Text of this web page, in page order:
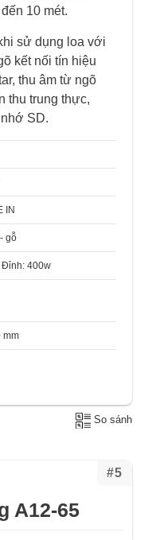
10 mét.
sử dụng loa với
kết nối tín hiệu
thu âm từ ngõ
thu trung thực,
SD.
IN
gỗ
Đỉnh: 400w
mm
So sánh
#5
A12-65